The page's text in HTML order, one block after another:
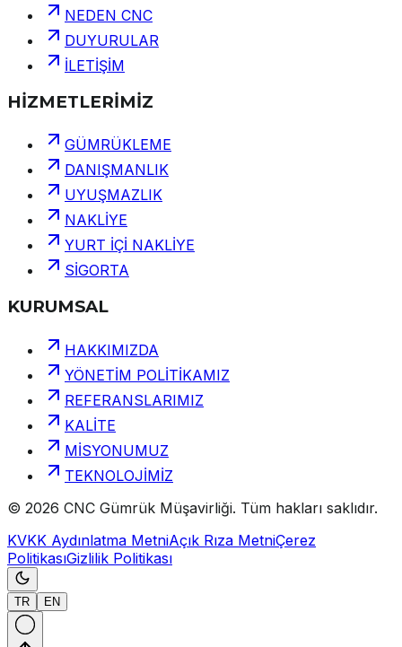
NEDEN CNC
DUYURULAR
İLETİŞİM
HİZMETLERİMİZ
GÜMRÜKLEME
DANIŞMANLIK
UYUŞMAZLIK
NAKLİYE
YURT İÇİ NAKLİYE
SİGORTA
KURUMSAL
HAKKIMIZDA
YÖNETİM POLİTİKAMIZ
REFERANSLARIMIZ
KALİTE
MİSYONUMUZ
TEKNOLOJİMİZ
© 2026 CNC Gümrük Müşavirliği. Tüm hakları saklıdır.
KVKK Aydınlatma MetniAçık Rıza MetniÇerez
PolitikasıGizlilik Politikası
TR EN